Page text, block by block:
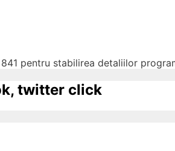
pentru stabilirea detaliilor
twitter click